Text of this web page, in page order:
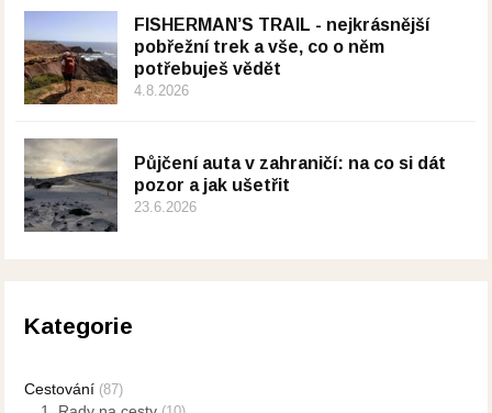
FISHERMAN’S TRAIL - nejkrásnější
pobřežní trek a vše, co o něm
potřebuješ vědět
4.8.2026
Půjčení auta v zahraničí: na co si dát
pozor a jak ušetřit
23.6.2026
Kategorie
Cestování (87)